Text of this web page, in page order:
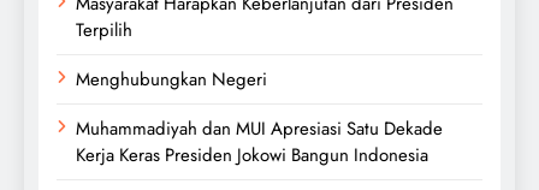
Terpilih
Menghubungkan Negeri
Muhammadiyah dan MUI Apresiasi Satu Dekade
Kerja Keras Presiden Jokowi Bangun Indonesia